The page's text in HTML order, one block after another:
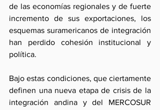
de las economías regionales y de fuerte
incremento de sus exportaciones, los
esquemas suramericanos de integración
han perdido cohesión institucional y
política.
Bajo estas condiciones, que ciertamente
definen una nueva etapa de crisis de la
integración andina y del MERCOSUR